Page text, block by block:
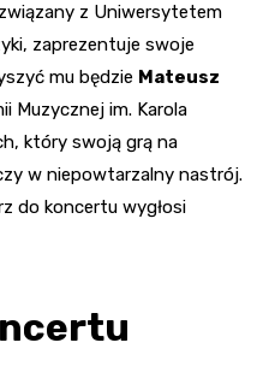
z Uniwersytetem
zaprezentuje swoje
mu będzie Mateusz
Muzycznej im. Karola
który swoją grą na
w niepowtarzalny nastrój.
do koncertu wygłosi